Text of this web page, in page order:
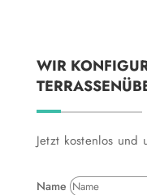
WIR
Jetzt kostenlos und
Name